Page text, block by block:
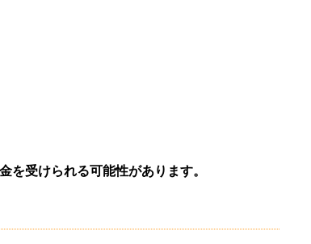
を受けられる可能性があります。